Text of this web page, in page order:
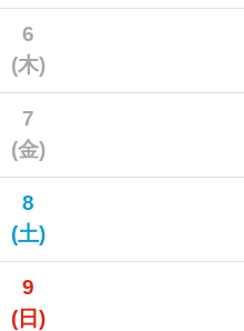
6
(木)
7
(金)
8
(土)
9
(日)